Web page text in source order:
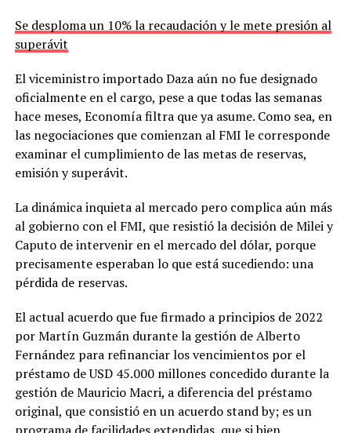
Se desploma un 10% la recaudación y le mete presión al
superávit
El viceministro importado Daza aún no fue designado
oficialmente en el cargo, pese a que todas las semanas
hace meses, Economía filtra que ya asume. Como sea, en
las negociaciones que comienzan al FMI le corresponde
examinar el cumplimiento de las metas de reservas,
emisión y superávit.
La dinámica inquieta al mercado pero complica aún más
al gobierno con el FMI, que resistió la decisión de Milei y
Caputo de intervenir en el mercado del dólar, porque
precisamente esperaban lo que está sucediendo: una
pérdida de reservas.
El actual acuerdo que fue firmado a principios de 2022
por Martín Guzmán durante la gestión de Alberto
Fernández para refinanciar los vencimientos por el
préstamo de USD 45.000 millones concedido durante la
gestión de Mauricio Macri, a diferencia del préstamo
original, que consistió en un acuerdo stand by; es un